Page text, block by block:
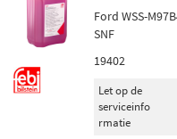
Ford WSS-
SNF
19402
Let op de
serviceinfo
rmatie